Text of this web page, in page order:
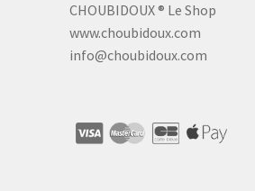
CHOUBIDOUX® Le Shop
www.choubidoux.com
info@choubidoux.com